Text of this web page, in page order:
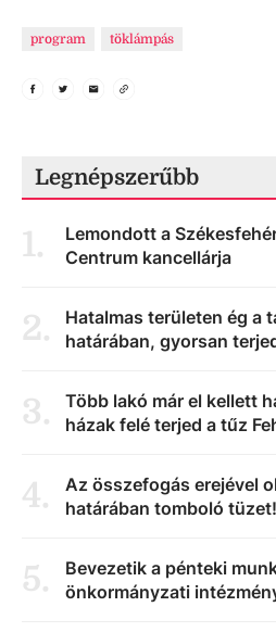
program töklámpás
Legnépszerűbb
1.
Lemondott a
Centrum kancellárja
2.
Hatalmas területen ég a
határában, gyorsan
3.
Több lakó már el kellett
házak felé terjed a tűz
4.
Az összefogás erejével
határában tomboló tüzet!
5.
Bevezetik a pénteki
önkormányzati